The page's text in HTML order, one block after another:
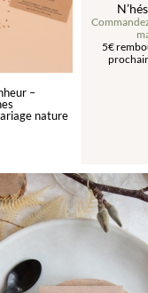
–
nature
5€